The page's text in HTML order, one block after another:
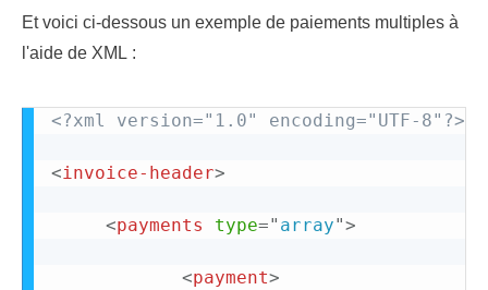
Et voici ci-dessous un exemple de paiements multiples à
l'aide de XML :
<?xml version="1.0" encoding="UTF-8"?>
<invoice-header>
<payments type=" array">
<payment>